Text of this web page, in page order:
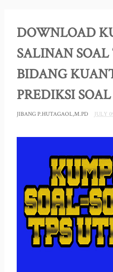
DOWNLOAD
SALINAN SOAL
BIDANG
PREDIKSI
JIBANG P.HUTAGAOL,M.PD JULY